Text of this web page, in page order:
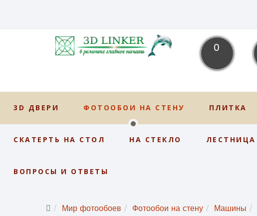
0
3D ДВЕРИ ФОТООБОИ НА СТЕНУ ПЛИТКА
СКАТЕРТЬ НА СТОЛ НА СТЕКЛО ЛЕСТНИЦА
ВОПРОСЫ И ОТВЕТЫ
Мир фотообоев Фотообои на стену Машины